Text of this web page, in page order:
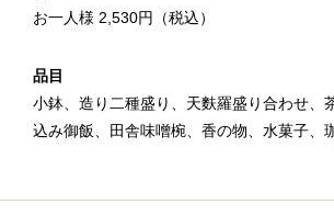
お一人様 2,530円（税込）
品目
小鉢、造り二種盛り、天麩羅盛り合わせ、
込み御飯、田舎味噌椀、香の物、水菓子、